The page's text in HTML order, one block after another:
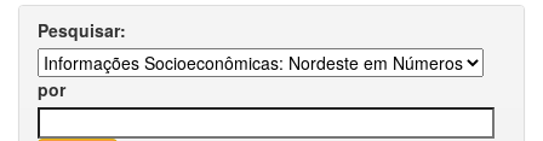
Pesquisar:
por